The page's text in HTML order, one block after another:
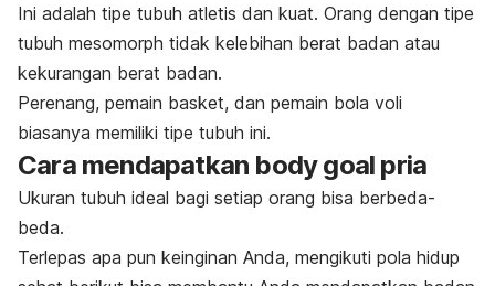
Ini adalah tipe tubuh atletis dan kuat. Orang dengan tipe
tubuh mesomorph tidak kelebihan berat badan atau
kekurangan berat badan.
Perenang, pemain basket, dan pemain bola voli
biasanya memiliki tipe tubuh ini.
Cara mendapatkan body goal pria
Ukuran tubuh ideal bagi setiap orang bisa berbeda-
beda.
Terlepas apa pun keinginan Anda, mengikuti pola hidup